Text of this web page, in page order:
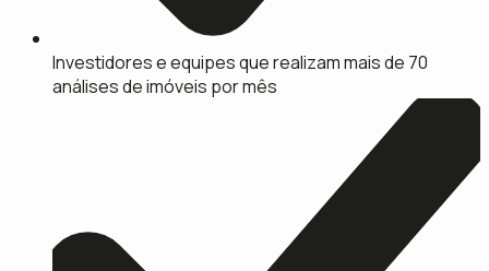
Investidores e equipes que realizam mais de 70
análises de imóveis por mês